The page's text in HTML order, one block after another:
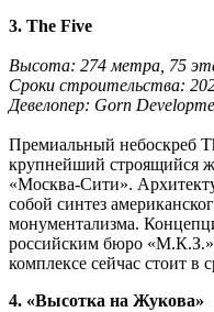
3. The Five
Высота: 274 метра, 75
Сроки строительства:
Девелопер: Gorn
Премиальный небоскреб
крупнейший строящийся
«Москва-Сити».
собой синтез
монументализма.
российским бюро
комплексе сейчас стоит в
4. «Высотка на Жукова»